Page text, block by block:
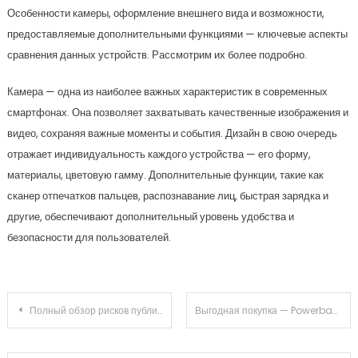
Особенности камеры, оформление внешнего вида и возможности,
предоставляемые дополнительными функциями — ключевые аспекты
сравнения данных устройств. Рассмотрим их более подробно.
Камера — одна из наиболее важных характеристик в современных
смартфонах. Она позволяет захватывать качественные изображения и
видео, сохраняя важные моменты и события. Дизайн в свою очередь
отражает индивидуальность каждого устройства — его форму,
материалы, цветовую гамму. Дополнительные функции, такие как
сканер отпечатков пальцев, распознавание лиц, быстрая зарядка и
другие, обеспечивают дополнительный уровень удобства и
безопасности для пользователей.
Навигация по записям
Полный обзор рисков публичных мест Выгодная покупка — Powerbank Baseus на 20 000 mAh всего за 912 рублей